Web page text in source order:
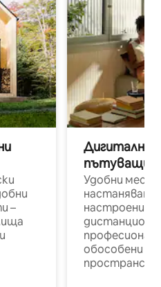
–
Дигитални
пътуващи
Удобни
настаняване
настроени и
обособени